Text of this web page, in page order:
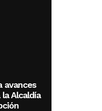
avances
Alcaldía